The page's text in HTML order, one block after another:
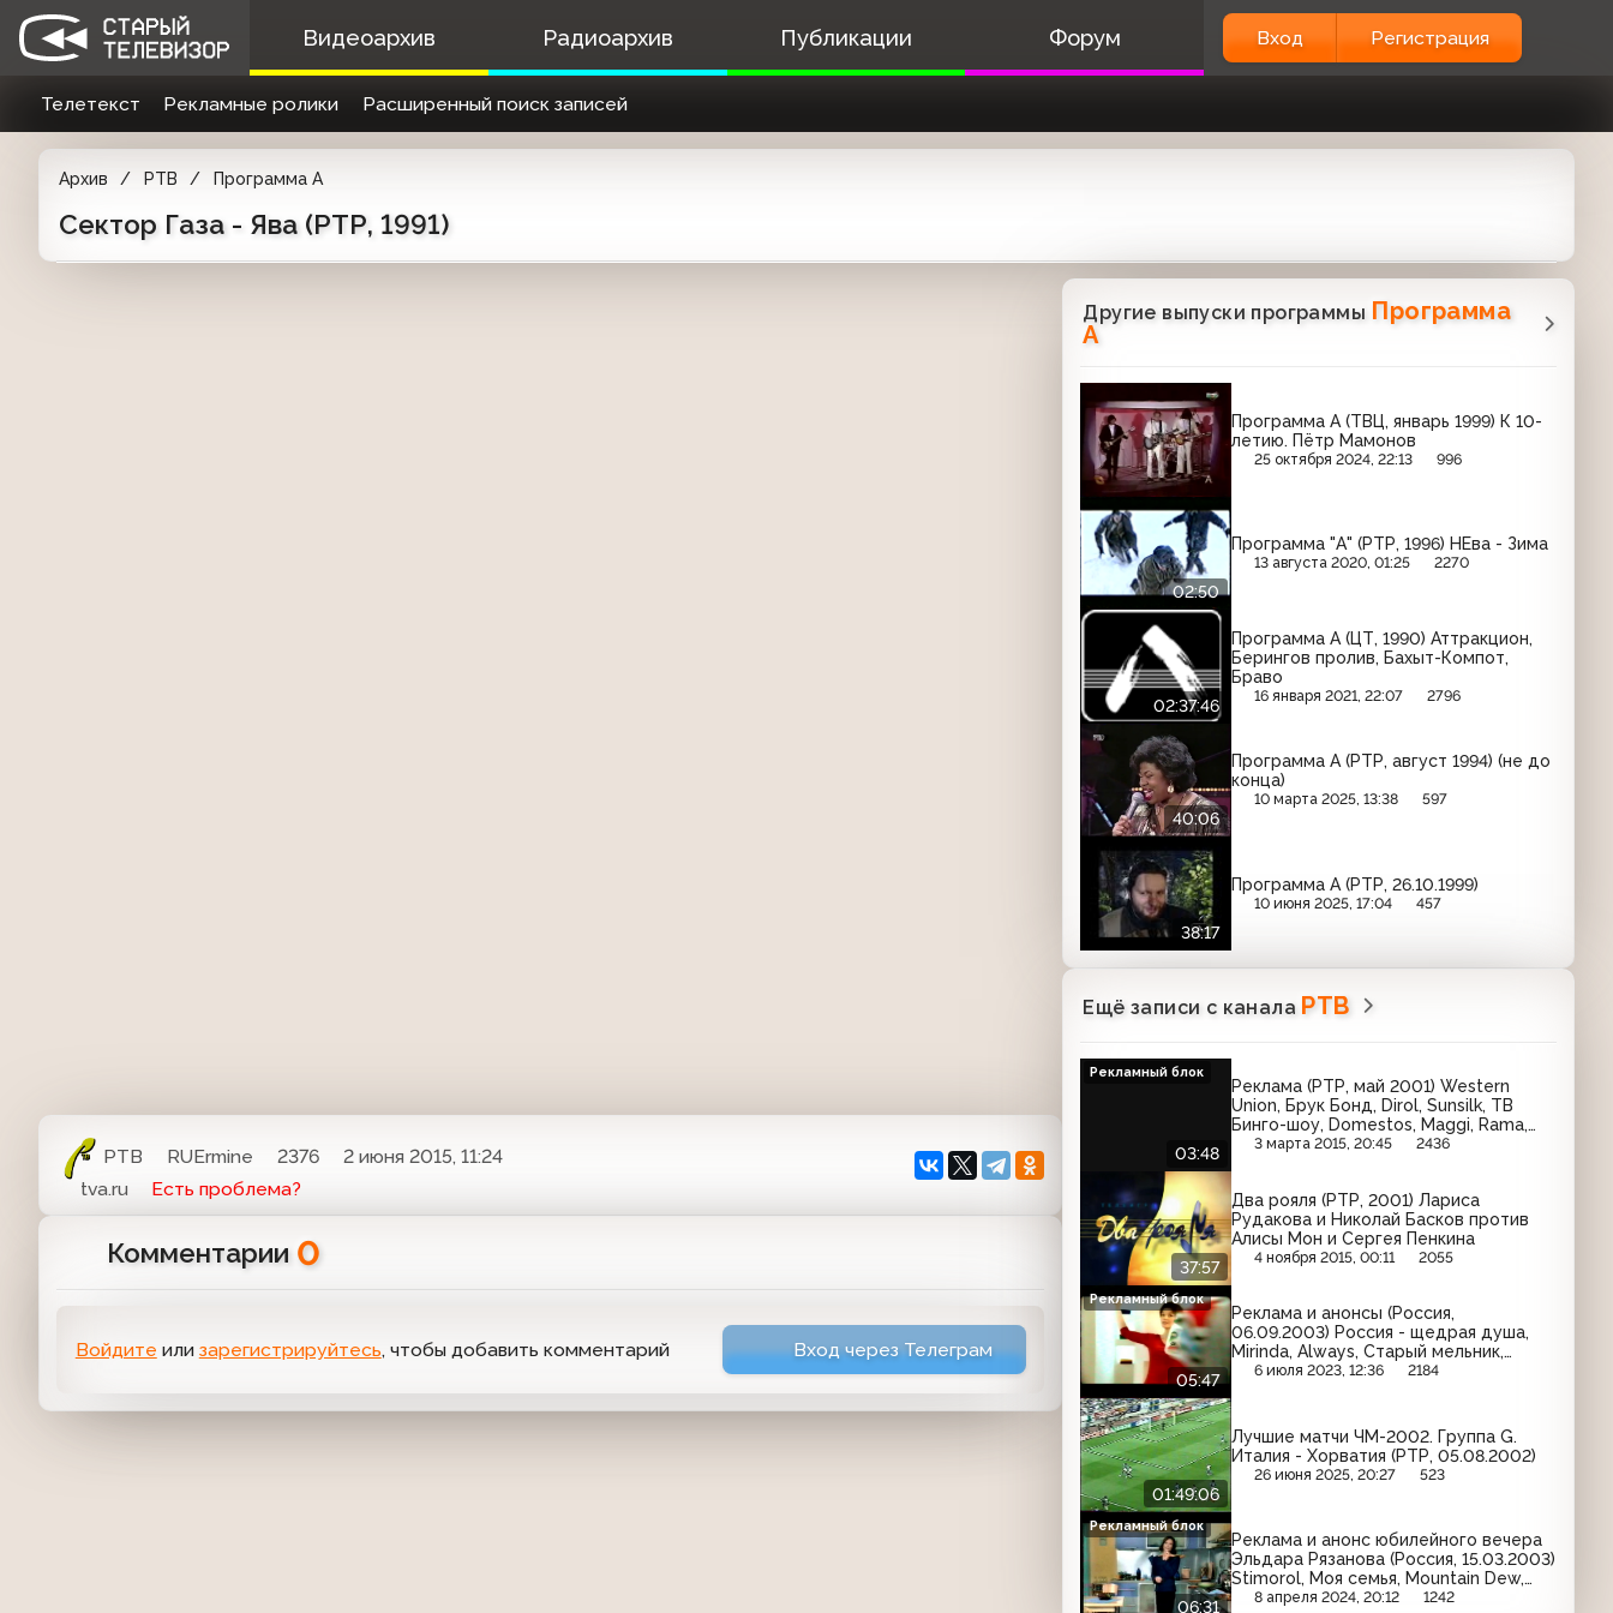
Видеоархив Радиоархив Публикации Форум Вход Регистрация
Телетекст Рекламные ролики Расширенный поиск записей
Архив РТВ Программа А
Сектор Газа - Ява (РТР, 1991)
РТВ RUErmine 2376
2 июня 2015, 11:24
tva.ru
Есть проблема?
Комментарии 0
Войдите или зарегистрируйтесь, чтобы добавить комментарий Вход через Телеграм
Другие выпуски программы Программа
А
Программа А (ТВЦ, январь 1999) К 10-
летию. Пётр Мамонов
25 октября 2024, 22:13 996
02:50
Программа "А" (РТР, 1996) НЕва - Зима
13 августа 2020, 01:25 2270
02:37:46
Программа А (ЦТ, 1990) Аттракцион,
Берингов пролив, Бахыт-Компот,
Браво
16 января 2021, 22:07 2796
40:06
Программа А (РТР, август 1994) (не до
конца)
10 марта 2025, 13:38 597
38:17
Программа А (РТР, 26.10.1999)
10 июня 2025, 17:04 457
Ещё записи с канала РТВ
03:48
Реклама (РТР, май 2001) Western
Union, Брук Бонд, Dirol, Sunsilk, ТВ
Бинго-шоу, Domestos, Maggi, Rama,
Савинов, Omo, Jacobs, Knorr
3 марта 2015, 20:45 2436
Рекламный блок
37:57
Два рояля (РТР, 2001) Лариса
Рудакова и Николай Басков против
Алисы Мон и Сергея Пенкина
4 ноября 2015, 00:11 2055
05:47
Реклама и анонсы (Россия,
06.09.2003) Россия - щедрая душа,
Mirinda, Always, Старый мельник,
Head&Shoulders, Chupa Chups, Blend-
Sprite
6 июля 2023, 12:36 2184
Рекламный блок
01:49:06
Лучшие матчи ЧМ-2002. Группа G.
Италия - Хорватия (РТР, 05.08.2002)
26 июня 2025, 20:27 523
06:31
Реклама и анонс юбилейного вечера
Эльдара Рязанова (Россия, 15.03.2003)
Stimorol, Моя семья, Mountain Dew,
Россия - щедрая душа, Garnier, Bref,
8 апреля 2024, 20:12 1242
Рекламный блок